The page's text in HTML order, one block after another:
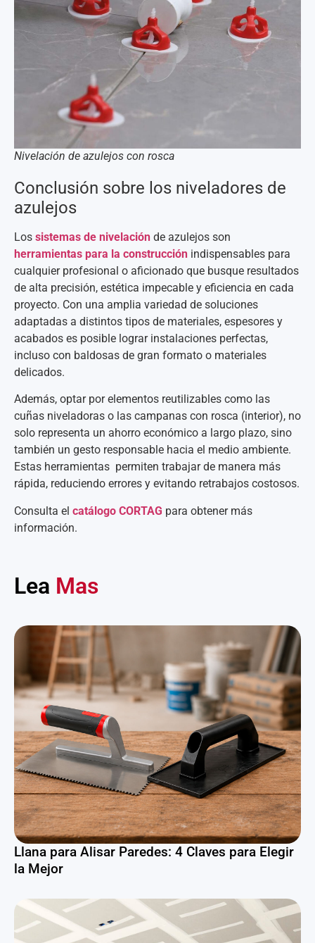
Nivelación de azulejos con rosca
Conclusión sobre los niveladores de
azulejos
Los sistemas de nivelación de azulejos son
herramientas para la construcción indispensables para
cualquier profesional o aficionado que busque resultados
de alta precisión, estética impecable y eficiencia en cada
proyecto. Con una amplia variedad de soluciones
adaptadas a distintos tipos de materiales, espesores y
acabados es posible lograr instalaciones perfectas,
incluso con baldosas de gran formato o materiales
delicados.
Además, optar por elementos reutilizables como las
cuñas niveladoras o las campanas con rosca (interior), no
solo representa un ahorro económico a largo plazo, sino
también un gesto responsable hacia el medio ambiente.
Estas herramientas permiten trabajar de manera más
rápida, reduciendo errores y evitando retrabajos costosos.
Consulta el catálogo CORTAG para obtener más
información.
Lea Mas
Llana para Alisar Paredes: 4 Claves para Elegir
la Mejor